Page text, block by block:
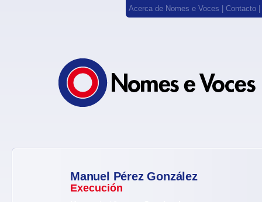
Acerca de Nomes e Voces Contacto
Manuel Pérez González
Execución